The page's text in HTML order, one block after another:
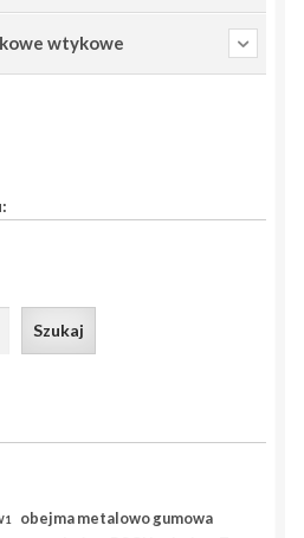
wtykowe
Szukaj
obejma metalowo gumowa